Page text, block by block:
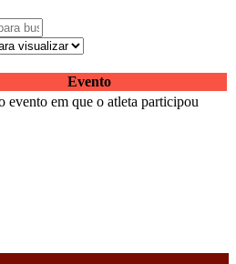
Evento
evento em que o atleta participou